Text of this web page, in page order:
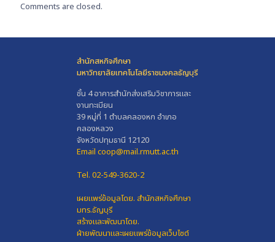
Comments are closed.
สำนักสหกิจศึกษา
มหาวิทยาลัยเทคโนโลยีราชมงคลธัญบุรี
ชั้น 4 อาคารสำนักส่งเสริมวิชาการและ
งานทะเบียน
39 หมู่ที่ 1 ตำบลคลองหก อำเภอ
คลองหลวง
จังหวัดปทุมธานี 12120
Email coop@mail.rmutt.ac.th
Tel. 02-549-3620-2
เผยแพร่ข้อมูลโดย. สำนักสหกิจศึกษา
มทร.ธัญบุรี
สร้างและพัฒนาโดย.
ฝ่ายพัฒนาและเผยแพร่ข้อมูลเว็บไซต์